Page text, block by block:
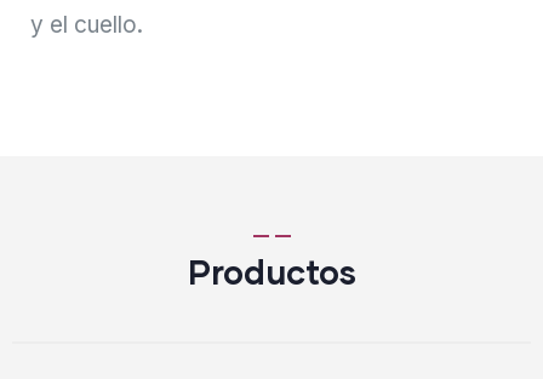
y el cuello.
Productos